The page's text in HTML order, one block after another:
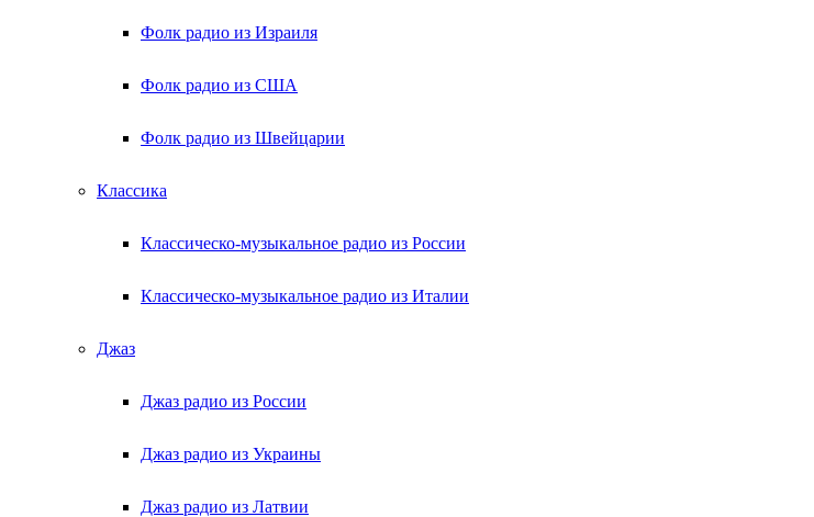
Фолк радио из Израиля
Фолк радио из США
Фолк радио из Швейцарии
Классика
Классическо-музыкальное радио из России
Классическо-музыкальное радио из Италии
Джаз
Джаз радио из России
Джаз радио из Украины
Джаз радио из Латвии